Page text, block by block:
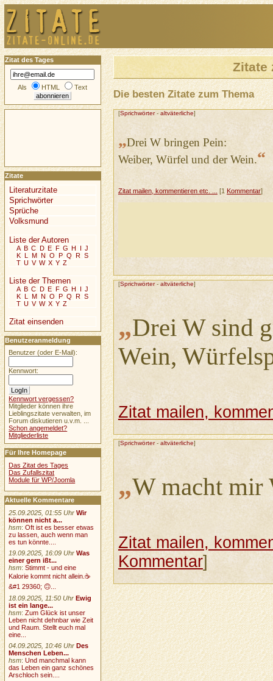
Zitate
Die besten Zitate zum Thema
[Sprichwörter- altväterliche]
„Drei W bringen Pein:
Weiber, Würfel und der Wein.“
Zitat mailen, kommentieren etc. ... [1 Kommentar]
[Sprichwörter- altväterliche]
„Drei W sind
Wein,
Zitat mailen,
[Sprichwörter- altväterliche]
„W macht mir
Zitat mailen,
Kommentar]
Zitat des Tages
Als HTML Text
Zitate
Literaturzitate
Sprichwörter
Sprüche
Volksmund
Liste der Autoren
A B C D E F G H I J
K L M N O P Q R S
T U V W X Y Z
Liste der Themen
A B C D E F G H I J
K L M N O P Q R S
T U V W X Y Z
Zitat einsenden
Benutzeranmeldung
Benutzer (oder E-Mail):
Kennwort:
Kennwort vergessen?
Mitglieder können ihre
Lieblingszitate verwalten, im
Forum diskutieren u.v.m. ...
Schon angemeldet?
Mitgliederliste
Für Ihre Homepage
Das Zitat des Tages
Das Zufallszitat
Module für WP/Joomla
Aktuelle Kommentare
25.09.2025, 01:55 Uhr Wir
können nicht a...
hsm:Oft ist es besser etwas
zu lassen, auch wenn man
es tun könnte....
19.09.2025, 16:09 Uhr Was
einer gern ißt...
hsm:Stimmt - und eine
Kalorie kommt nicht allein.☕
&#1 29360; 🙃...
18.09.2025, 11:50 Uhr Ewig
ist ein lange...
hsm:Zum Glück ist unser
Leben nicht dehnbar wie Zeit
und Raum. Stellt euch mal
eine...
04.09.2025, 10:46 Uhr Des
Menschen Leben...
hsm:Und manchmal kann
das Leben ein ganz schönes
Arschloch sein....